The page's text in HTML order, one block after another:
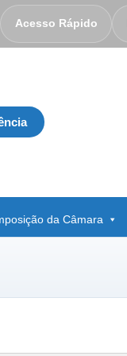
Acesso Rápido
da Câmara